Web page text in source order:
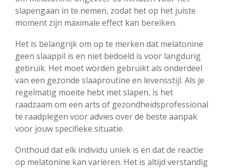
slapengaan in te nemen, zodat het op het juiste
moment zijn maximale effect kan bereiken.
Het is belangrijk om op te merken dat melatonine
geen slaappil is en niet bedoeld is voor langdurig
gebruik. Het moet worden gebruikt als onderdeel
van een gezonde slaaproutine en levensstijl. Als je
regelmatig moeite hebt met slapen, is het
raadzaam om een arts of gezondheidsprofessional
te raadplegen voor advies over de beste aanpak
voor jouw specifieke situatie.
Onthoud dat elk individu uniek is en dat de reactie
op melatonine kan variëren. Het is altijd verstandig